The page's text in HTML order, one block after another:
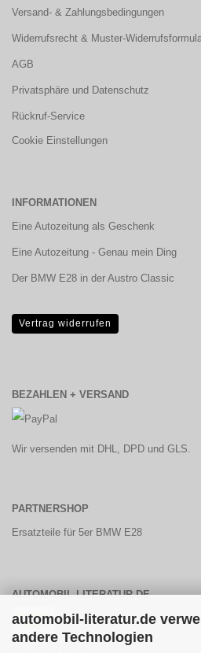
automobil-literatur.de
andere Technologien
Versand- & Zahlungsbedingungen
Widerrufsrecht & Muster-
AGB
Privatsphäre und Datenschutz
Rückruf-Service
Cookie Einstellungen
INFORMATIONEN
Eine Autozeitung als Geschenk
Eine Autozeitung - Genau mein Ding
Der BMW E28 in der Austro Classic
Vertrag widerrufen
BEZAHLEN + VERSAND
Wir versenden mit DHL, DPD und GLS.
PARTNERSHOP
Ersatzteile für 5er BMW E28
AUTOMOBIL-LITERATUR.DE